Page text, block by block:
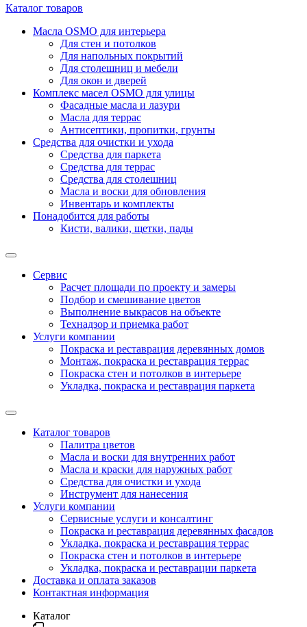
Каталог товаров
Масла OSMO для интерьера
Для стен и потолков
Для напольных покрытий
Для столешниц и мебели
Для окон и дверей
Комплекс масел OSMO для улицы
Фасадные масла и лазури
Масла для террас
Антисептики, пропитки, грунты
Средства для очистки и ухода
Средства для паркета
Средства для террас
Средства для столешниц
Масла и воски для обновления
Инвентарь и комплекты
Понадобится для работы
Кисти, валики, щетки, пады
Сервис
Расчет площади по проекту и замеры
Подбор и смешивание цветов
Выполнение выкрасов на объекте
Технадзор и приемка работ
Услуги компании
Покраска и реставрация деревянных домов
Монтаж, покраска и реставрация террас
Покраска стен и потолков в интерьере
Укладка, покраска и реставрация паркета
Каталог товаров
Палитра цветов
Масла и воски для внутренних работ
Масла и краски для наружных работ
Средства для очистки и ухода
Инструмент для нанесения
Услуги компании
Сервисные услуги и консалтинг
Покраска и реставрация деревянных фасадов
Укладка, покраска и реставрация террас
Покраска стен и потолков в интерьере
Укладка, покраска и реставрации паркета
Доставка и оплата заказов
Контактная информация
Каталог